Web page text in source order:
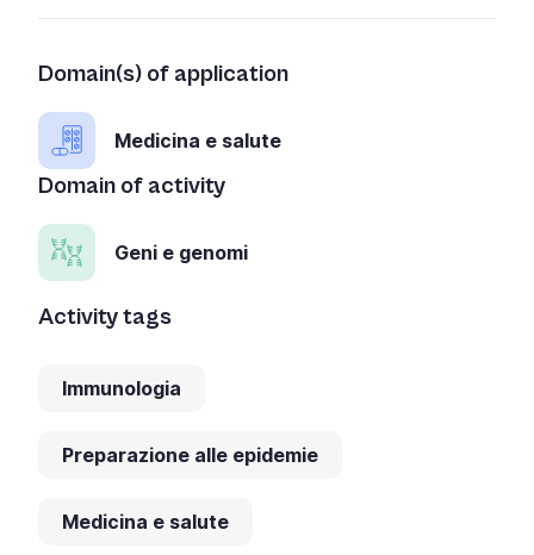
Domain(s) of application
Medicina e salute
Domain of activity
Geni e genomi
Activity tags
Immunologia
Preparazione alle epidemie
Medicina e salute